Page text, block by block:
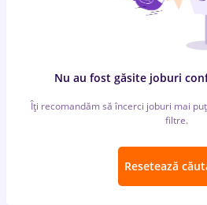
Nu au fost găsite joburi
Îți recomandăm să încerci joburi mai
filtre.
Resetează